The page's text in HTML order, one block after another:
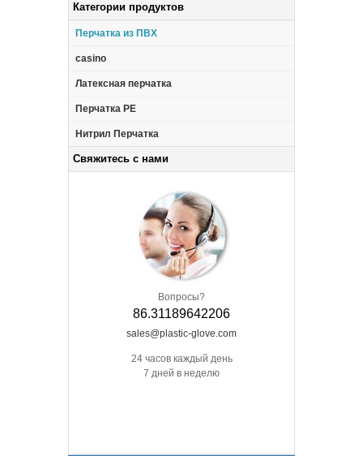
Категории продуктов
Перчатка из ПВХ
casino
Латексная перчатка
Перчатка PE
Нитрил Перчатка
Свяжитесь с нами
Вопросы?
86.31189642206
sales@plastic-glove.com
24 часов каждый день
7 дней в неделю